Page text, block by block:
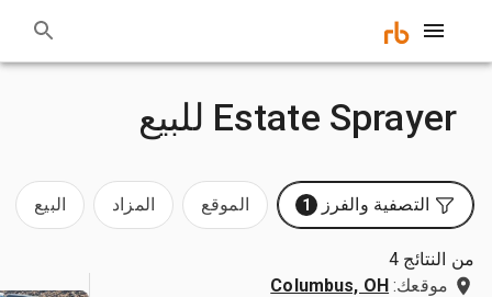
Estate Sprayer للبيع
التصفية والفرز 1 الموقع المزاد البيع
من النتائج 4
موقعك: Columbus, OH